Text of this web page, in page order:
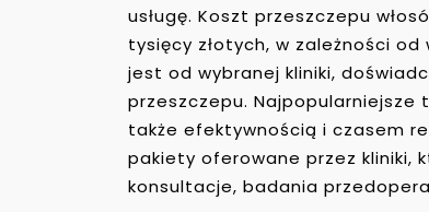
usługę. Koszt przeszczepu
tysięcy złotych, w zależności
jest od wybranej kliniki,
przeszczepu. Najpopularniejsze
także efektywnością i czasem
pakiety oferowane przez kliniki,
konsultacje, badania